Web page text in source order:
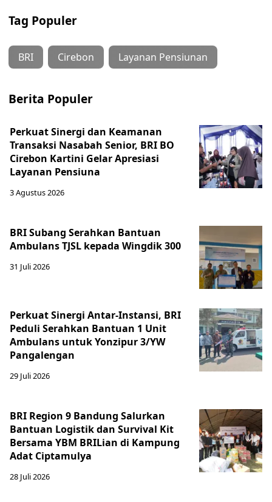
Tag Populer
BRI Cirebon Layanan Pensiunan
Berita Populer
Perkuat Sinergi dan Keamanan
Transaksi Nasabah Senior, BRI BO
Cirebon Kartini Gelar Apresiasi
Layanan Pensiuna
3 Agustus 2026
BRI Subang Serahkan Bantuan
Ambulans TJSL kepada Wingdik 300
31 Juli 2026
Perkuat Sinergi Antar-Instansi, BRI
Peduli Serahkan Bantuan 1 Unit
Ambulans untuk Yonzipur 3/YW
Pangalengan
29 Juli 2026
BRI Region 9 Bandung Salurkan
Bantuan Logistik dan Survival Kit
Bersama YBM BRILian di Kampung
Adat Ciptamulya
28 Juli 2026